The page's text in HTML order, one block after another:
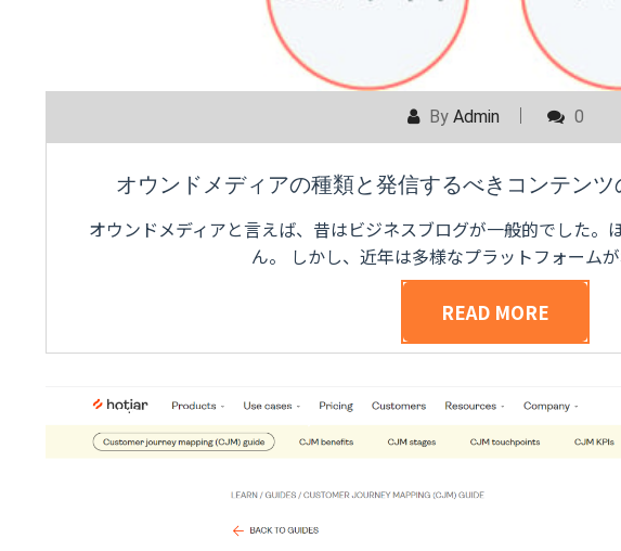
By Admin 0
オウンドメディアの種類と発信するべきコンテン
オウンドメディアと言えば、昔はビジネスブログが一般的でした。
ん。 しかし、近年は多様なプラットフォーム
READ MORE
POSTED ONFEBRUARY 20, 2024